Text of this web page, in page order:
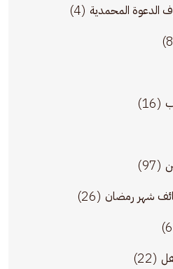
الدعوة المحمدية (4)
(16)
(97)
شهر رمضان (26)
(22)